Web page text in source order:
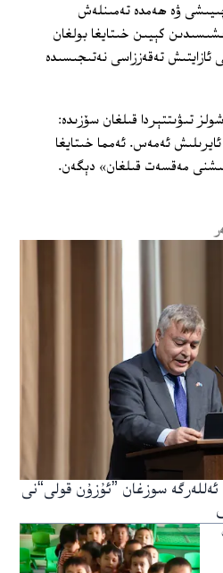
ۋە ھەمدە تەمىنلەش
كېيىن خىتايغا بولغان
ئازايتىش تەقەززاسى نەتىجىسىدە
تىۋىتتېردا قىلغان سۆزىدە:
ئەمەس. ئەمما خىتايغا
مەقسەت قىلغان» دېگەن.
سوزغان ”ئۇزۇن قولى“نى